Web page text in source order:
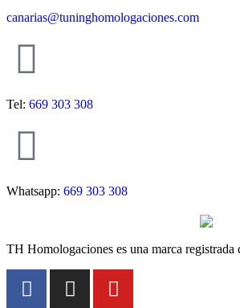
canarias@tuninghomologaciones.com
Tel: 669 303 308
Whatsapp: 669 303 308
TH Homologaciones es una marca